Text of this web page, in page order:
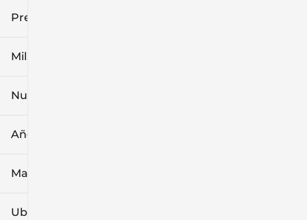
Precio
Millaje
Nuevo o usado
Año
Marca
Ubicación